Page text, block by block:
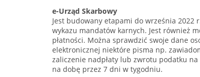
e-Urząd Skarbowy
Jest budowany etapami do września 2022
wykazu mandatów karnych. Jest również
płatności. Można sprawdzić swoje dane
elektronicznej niektóre pisma np.
zaliczenie nadpłaty lub zwrotu podatku
na dobę przez 7 dni w tygodniu.